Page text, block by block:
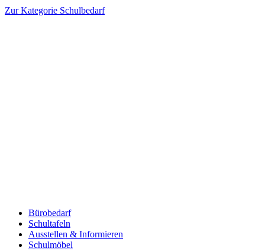
Zur Kategorie Schulbedarf
Bürobedarf
Schultafeln
Ausstellen & Informieren
Schulmöbel